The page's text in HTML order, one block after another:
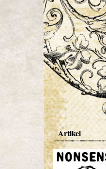
Artikel